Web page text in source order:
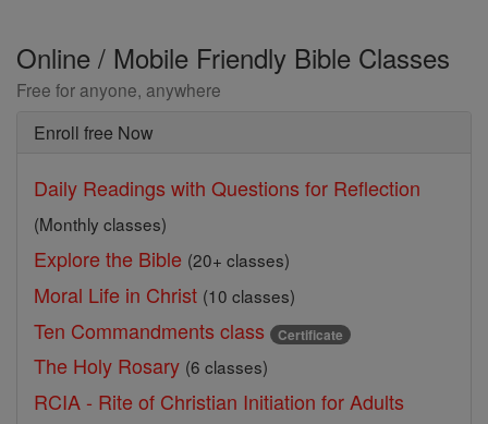
Online / Mobile Friendly Bible Classes
Free for anyone, anywhere
Enroll free Now
Daily Readings with Questions for Reflection
(Monthly classes)
Explore the Bible (20+ classes)
Moral Life in Christ (10 classes)
Ten Commandments class Certificate
The Holy Rosary (6 classes)
RCIA - Rite of Christian Initiation for Adults